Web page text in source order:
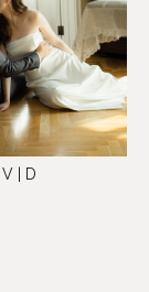
V | D